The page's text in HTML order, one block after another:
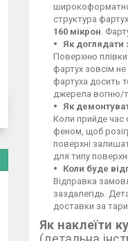
структура
160 мікрон .
Як доглядати
Поверхню плівки
фартух зовсім
фартуха досить
джерела вогню/
Як
Коли прийде час
феном, щоб
поверхні
для типу
Коли буде
Відправка
заздалегідь.
доставки за
Як наклеїти